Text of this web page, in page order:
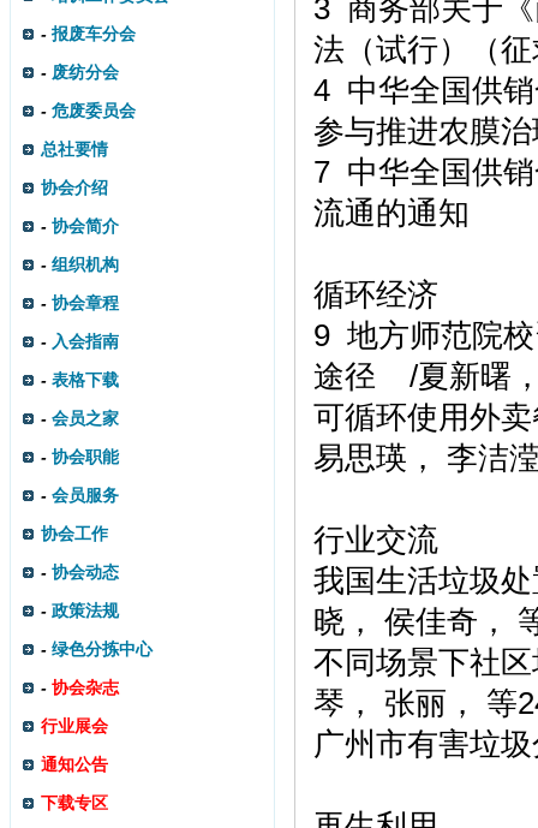
- 报废车分会
- 废纺分会
- 危废委员会
总社要情
协会介绍
- 协会简介
- 组织机构
- 协会章程
- 入会指南
- 表格下载
- 会员之家
- 协会职能
- 会员服务
协会工作
- 协会动态
- 政策法规
- 绿色分拣中心
- 协会杂志
行业展会
通知公告
下载专区
3 商务部关于
法（试行）（
4 中华全国供
参与推进农膜
7 中华全国供销
流通的通知
循环经济
9 地方师范院
途径 /夏新曙
可循环使用外
易思瑛， 李洁
行业交流
我国生活垃圾
晓， 侯佳奇，
不同场景下社
琴， 张丽， 等
广州市有害垃